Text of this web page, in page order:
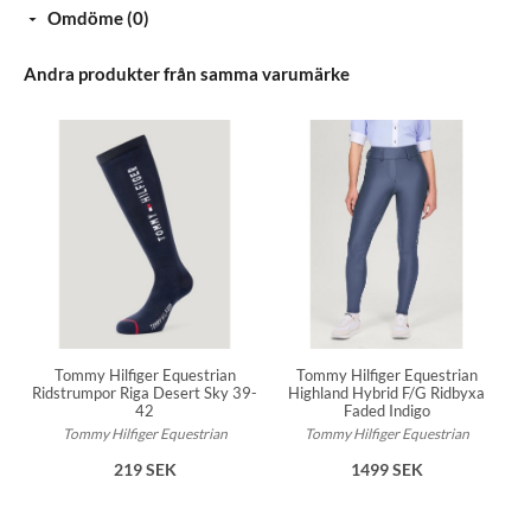
Omdöme (0)
Andra produkter från samma varumärke
Tommy Hilfiger Equestrian
Ridstrumpor Riga Desert Sky 39-
42
Tommy Hilfiger Equestrian
219 SEK
Tommy Hilfiger Equestrian
Highland Hybrid F/G Ridbyxa
Faded Indigo
Tommy Hilfiger Equestrian
1499 SEK